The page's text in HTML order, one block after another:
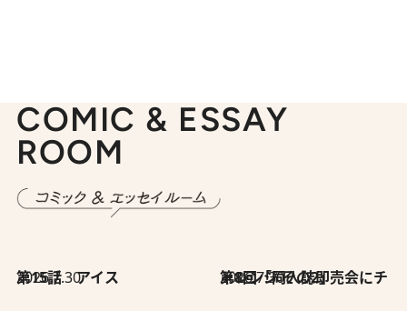
COMIC & ESSAY
ROOM
2026.7.30
第15話 アイス 2026.7.30
第8回「同人誌即売会にチャレンジ その2」